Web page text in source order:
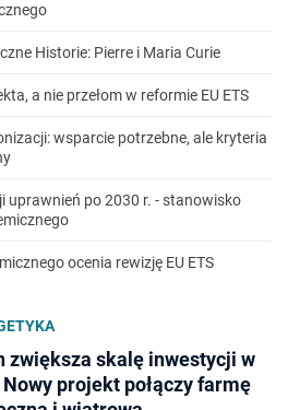
Historie: Pierre i Maria Curie
a nie przełom w reformie EU ETS
wsparcie potrzebne, ale kryteria
uprawnień po 2030 r. - stanowisko
ocenia rewizję EU ETS
zwiększa skalę inwestycji w
Nowy projekt połączy farmę